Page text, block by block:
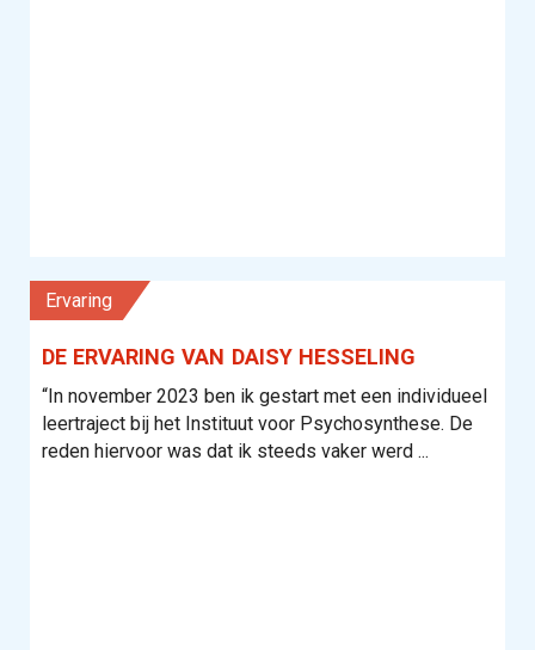
Ervaring
DE ERVARING VAN DAISY HESSELING
“In november 2023 ben ik gestart met een individueel
leertraject bij het Instituut voor Psychosynthese. De
reden hiervoor was dat ik steeds vaker werd ...